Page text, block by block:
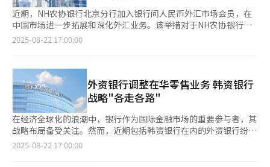
近期，NH农协银行北京分行加入银行间人民币外汇市场会员，在
中国市场进一步拓展和深化外汇业务。该举措对于NH农协银行的
国际化战略具有重要意义。 近年来，随着人民币国际化步伐的加
2009年人民币跨境贸易结算试点启动以来，人民币逐步走向国际
市场，并在全球贸易、投资、金融市场扮演着重要角色。据国际清
算银行（BIS）数据，人民币已跻身全球第五大交易货币，仅次于
美元、欧元、日元和英镑。 今年第一季度，中国政府在推动人民
币国际化方面采取了一系列举措，包括推动人民币在国际贸易中的
使用、推动人民币成为国际储备货币、提升人民币在全球金融市场
中的地位。BIS数据显示，去年人民币在全球支付货币中的市场份
额为3.75%，在全球外汇储备中的占比约为2.5%。 ◆NH农协银行
2025-08-22 17:00:00
外资银行调整在华零售业务 韩资银行
战略"各走各路"
在经济全球化的浪潮中，银行作为国际金融市场的重要参与者，其
战略布局备受关注。然而，近期包括韩资银行在内的外资银行纷纷
加快调整在华零售业务布局。 今年以来，外资银行在中国内地的
2025-08-22 17:00:00